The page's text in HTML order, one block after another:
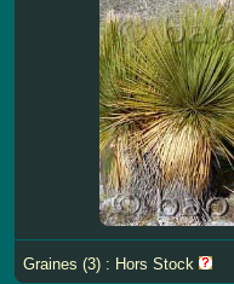
Graines (3) : Hors Stock